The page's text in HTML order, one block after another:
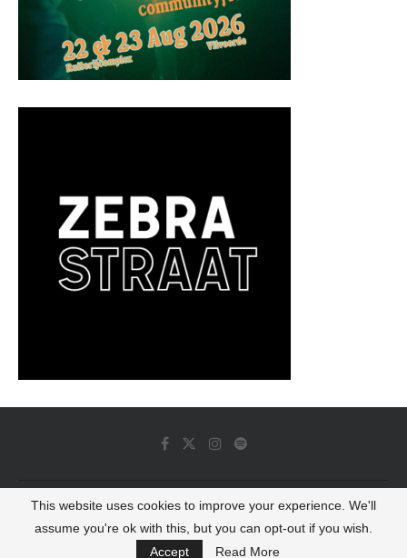
© 2022 - Luminous Dash All Rights Reserved
BACK TO TOP
This website uses cookies to improve your experience. We'll
assume you're ok with this, but you can opt-out if you wish.
Accept
Read More